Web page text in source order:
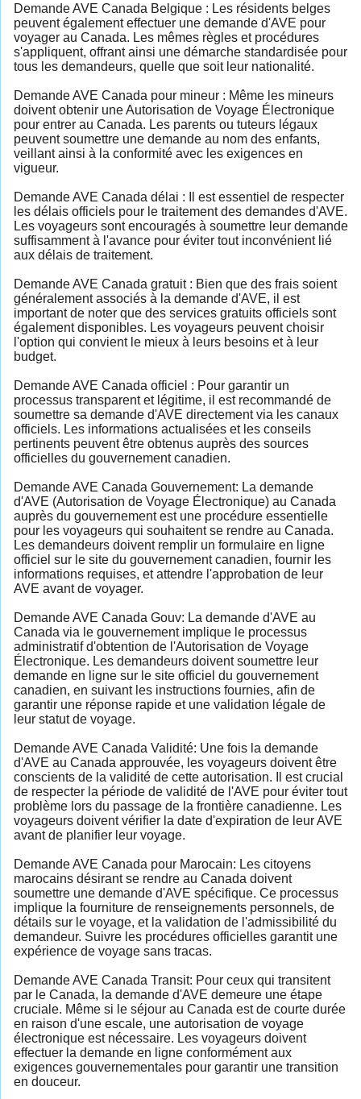
Demande AVE Canada Belgique : Les résidents belges
peuvent également effectuer une demande d'AVE pour
voyager au Canada. Les mêmes règles et procédures
s'appliquent, offrant ainsi une démarche standardisée pour
tous les demandeurs, quelle que soit leur nationalité.
Demande AVE Canada pour mineur : Même les mineurs
doivent obtenir une Autorisation de Voyage Électronique
pour entrer au Canada. Les parents ou tuteurs légaux
peuvent soumettre une demande au nom des enfants,
veillant ainsi à la conformité avec les exigences en
vigueur.
Demande AVE Canada délai : Il est essentiel de respecter
les délais officiels pour le traitement des demandes d'AVE.
Les voyageurs sont encouragés à soumettre leur demande
suffisamment à l'avance pour éviter tout inconvénient lié
aux délais de traitement.
Demande AVE Canada gratuit : Bien que des frais soient
généralement associés à la demande d'AVE, il est
important de noter que des services gratuits officiels sont
également disponibles. Les voyageurs peuvent choisir
l'option qui convient le mieux à leurs besoins et à leur
budget.
Demande AVE Canada officiel : Pour garantir un
processus transparent et légitime, il est recommandé de
soumettre sa demande d'AVE directement via les canaux
officiels. Les informations actualisées et les conseils
pertinents peuvent être obtenus auprès des sources
officielles du gouvernement canadien.
Demande AVE Canada Gouvernement: La demande
d'AVE (Autorisation de Voyage Électronique) au Canada
auprès du gouvernement est une procédure essentielle
pour les voyageurs qui souhaitent se rendre au Canada.
Les demandeurs doivent remplir un formulaire en ligne
officiel sur le site du gouvernement canadien, fournir les
informations requises, et attendre l'approbation de leur
AVE avant de voyager.
Demande AVE Canada Gouv: La demande d'AVE au
Canada via le gouvernement implique le processus
administratif d'obtention de l'Autorisation de Voyage
Électronique. Les demandeurs doivent soumettre leur
demande en ligne sur le site officiel du gouvernement
canadien, en suivant les instructions fournies, afin de
garantir une réponse rapide et une validation légale de
leur statut de voyage.
Demande AVE Canada Validité: Une fois la demande
d'AVE au Canada approuvée, les voyageurs doivent être
conscients de la validité de cette autorisation. Il est crucial
de respecter la période de validité de l'AVE pour éviter tout
problème lors du passage de la frontière canadienne. Les
voyageurs doivent vérifier la date d'expiration de leur AVE
avant de planifier leur voyage.
Demande AVE Canada pour Marocain: Les citoyens
marocains désirant se rendre au Canada doivent
soumettre une demande d'AVE spécifique. Ce processus
implique la fourniture de renseignements personnels, de
détails sur le voyage, et la validation de l'admissibilité du
demandeur. Suivre les procédures officielles garantit une
expérience de voyage sans tracas.
Demande AVE Canada Transit: Pour ceux qui transitent
par le Canada, la demande d'AVE demeure une étape
cruciale. Même si le séjour au Canada est de courte durée
en raison d'une escale, une autorisation de voyage
électronique est nécessaire. Les voyageurs doivent
effectuer la demande en ligne conformément aux
exigences gouvernementales pour garantir une transition
en douceur.